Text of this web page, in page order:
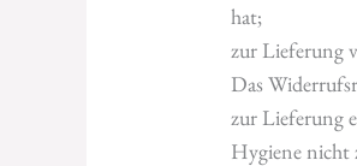
hat;
zur Lieferung
Das
zur Lieferung
Hygiene nicht